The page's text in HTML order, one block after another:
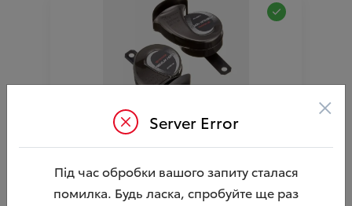
Сигнали звукові Premium Horn TOYOTA
Ціна аксесуара 9 106.33
Ціна з встановленням 10 156.33
Server Error ×
Під час обробки вашого запиту сталася
помилка. Будь ласка, спробуйте ще раз